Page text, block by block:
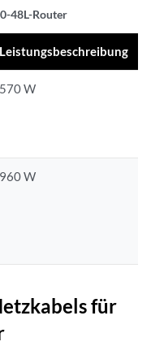
48L-Router
Leistungsbeschreibung
570 W
960 W
für